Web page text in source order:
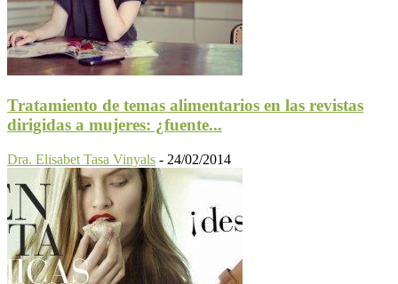
Tratamiento de temas alimentarios en las revistas
dirigidas a mujeres: ¿fuente...
Dra. Elisabet Tasa Vinyals - 24/02/2014